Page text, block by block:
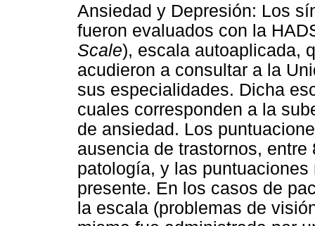
Ansiedad y Depresión: Los
fueron evaluados con la
Scale), escala autoaplicada,
acudieron a consultar a la
sus especialidades. Dicha
cuales corresponden a la
de ansiedad. Los
ausencia de trastornos,
patología, y las
presente. En los casos de
la escala (problemas de